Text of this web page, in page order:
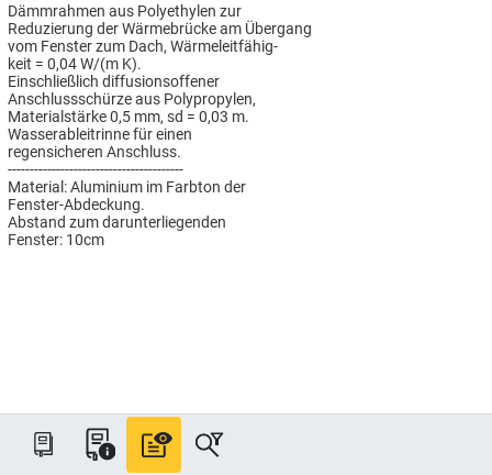
Dämmrahmen aus Polyethylen zur
Reduzierung der Wärmebrücke am Übergang
vom Fenster zum Dach, Wärmeleitfähig-
keit = 0,04 W/(m K).
Einschließlich diffusionsoffener
Anschlussschürze aus Polypropylen,
Materialstärke 0,5 mm, sd = 0,03 m.
Wasserableitrinne für einen
regensicheren Anschluss.
----------------------------------------
Material: Aluminium im Farbton der
Fenster-Abdeckung.
Abstand zum darunterliegenden
Fenster: 10cm